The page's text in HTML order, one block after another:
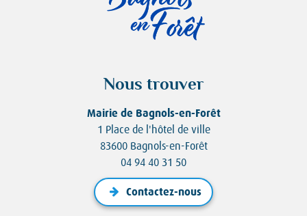
Nous trouver
Mairie de Bagnols-en-Forêt
1 Place de l'hôtel de ville
83600 Bagnols-en-Forêt
04 94 40 31 50
Contactez-nous